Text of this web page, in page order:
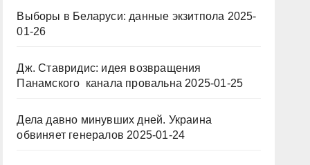
Выборы в Беларуси: данные экзитпола 2025-
01-26
Дж. Ставридис: идея возвращения
Панамского канала провальна 2025-01-25
Дела давно минувших дней. Украина
обвиняет генералов 2025-01-24